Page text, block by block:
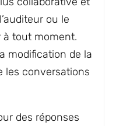
ou le
à tout moment.
modification de la
les conversations
des réponses